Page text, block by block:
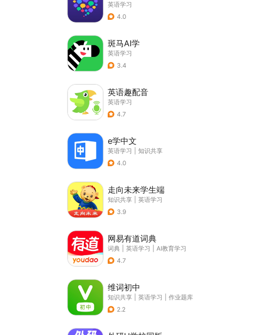
英语学习
4.0
斑马AI学
英语学习
3.4
英语趣配音
英语学习
4.7
e学中文
英语学习
知识共享
4.0
走向未来学生端
知识共享
英语学习
3.9
网易有道词典
词典 英语学习
AI教育学习
4.7
维词初中
知识共享 英语学习
作业题库
2.2